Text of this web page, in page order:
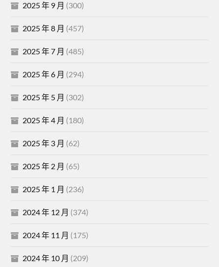
2025 年 9 月 (300)
2025 年 8 月 (457)
2025 年 7 月 (485)
2025 年 6 月 (294)
2025 年 5 月 (302)
2025 年 4 月 (180)
2025 年 3 月 (62)
2025 年 2 月 (65)
2025 年 1 月 (236)
2024 年 12 月 (374)
2024 年 11 月 (175)
2024 年 10 月 (209)